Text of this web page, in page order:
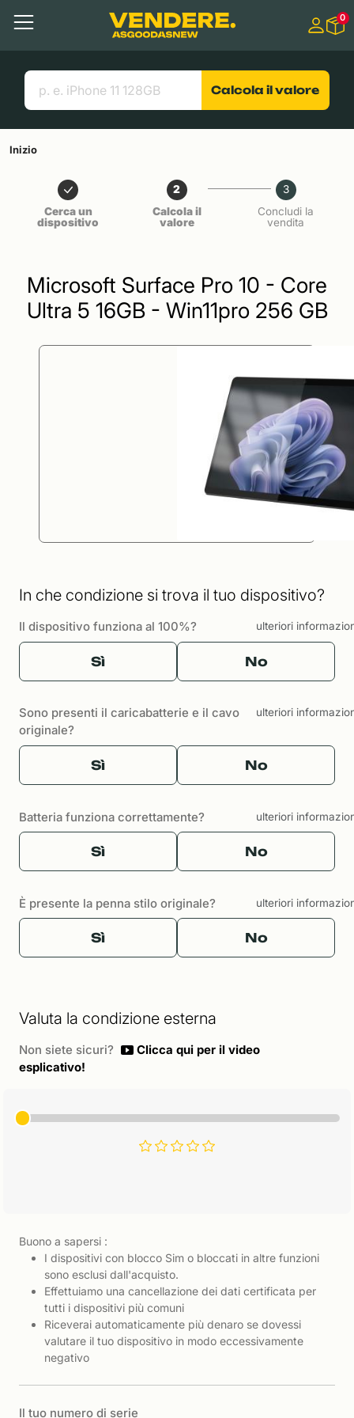
Contenuto principale
Menu
Cerca
Link utili
0
Calcola il valore
Inizio
Cerca un
dispositivo
2
Calcola il
valore
3
Concludi la
vendita
Microsoft Surface Pro 10 - Core
Ultra 5 16GB - Win11pro 256 GB
In che condizione si trova il tuo dispositivo?
Il dispositivo funziona al 100%? ulteriori
Sì No
Sono presenti il caricabatterie e il cavo
originale?
ulteriori
Sì No
Batteria funziona correttamente? ulteriori
Sì No
È presente la penna stilo originale? ulteriori
Sì No
Valuta la condizione esterna
Non siete sicuri?
Clicca qui per il video
esplicativo!
Buono a sapersi :
I dispositivi con blocco Sim o bloccati in altre funzioni
sono esclusi dall'acquisto.
Effettuiamo una cancellazione dei dati certificata per
tutti i dispositivi più comuni
Riceverai automaticamente più denaro se dovessi
valutare il tuo dispositivo in modo eccessivamente
negativo
Il tuo numero di serie